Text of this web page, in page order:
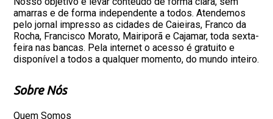
amarras e de forma independente a todos. Atendemos
pelo jornal impresso as cidades de Caieiras, Franco da
Rocha, Francisco Morato, Mairiporã e Cajamar, toda sexta-
feira nas bancas. Pela internet o acesso é gratuito e
disponível a todos a qualquer momento, do mundo inteiro.
Sobre Nós
Quem Somos